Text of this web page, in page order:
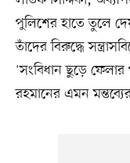
পুলিশের হাতে তুলে
তাঁদের বিরুদ্ধে
'সংবিধান ছুড়ে
রহমানের এমন